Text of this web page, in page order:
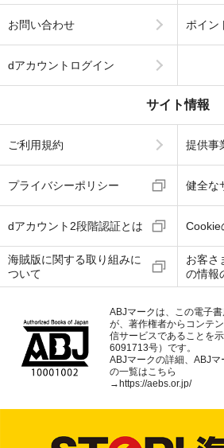
お問い合わせ ポイン
dアカウントログイン
サイト情報
ご利用規約 提供事
プライバシーポリシー 健全な
dアカウント2段階認証とは Cookie
海賊版に関する取り組みに
ついて
お客さ
の情報
ABJマークは、この電子
が、著作権者からコンテ
信サービスであることを
6091713号）です。
ABJマークの詳細、ABJ
の一覧はこちら
→https://aebs.or.jp/